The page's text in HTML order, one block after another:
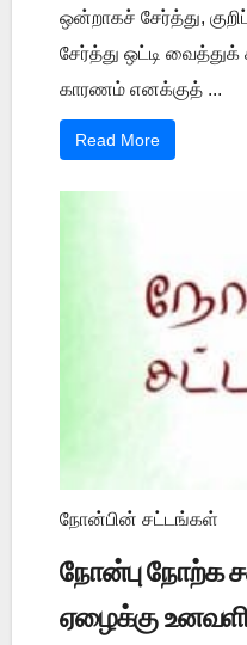
ஒன்றாகச் சேர்த்து,
சேர்த்து ஒட்டி
காரணம் எனக்குத் ...
Read More
நோன்பின் சட்டங்கள்
நோன்பு நோற்க
ஏழைக்கு